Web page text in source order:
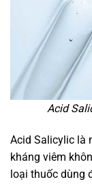
Acid
Acid Salicylic là
kháng viêm
loại thuốc dùng